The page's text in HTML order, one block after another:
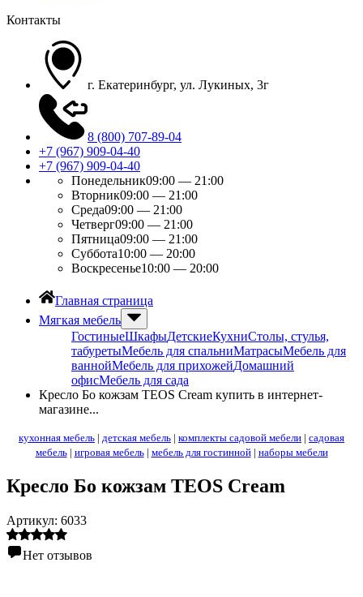
Контакты
г. Екатеринбург, ул. Лукиных, 3г
8 (800) 707-89-04
+7 (967) 909-04-40
+7 (967) 909-04-40
Понедельник09:00 — 21:00
Вторник09:00 — 21:00
Среда09:00 — 21:00
Четверг09:00 — 21:00
Пятница09:00 — 21:00
Суббота10:00 — 20:00
Воскресенье10:00 — 20:00
Главная страница
Мягкая мебель
ГостиныеШкафыДетскиеКухниСтолы, стулья,
табуретыМебель для спальниМатрасыМебель для
ваннойМебель для прихожейДомашний
офисМебель для сада
Кресло Бо кожзам TEOS Cream купить в интернет-
магазине...
кухонная мебель | детская мебель | комплекты садовой мебели | садовая
мебель| игровая мебель| мебель для гостинной| наборы мебели
Кресло Бо кожзам TEOS Cream
Артикул: 6033
Нет отзывов